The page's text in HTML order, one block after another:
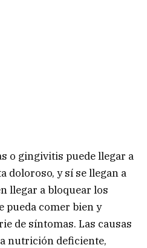
o gingivitis puede llegar a
doloroso, y sí se llegan a
llegar a bloquear los
pueda comer bien y
de síntomas. Las causas
nutrición deficiente,